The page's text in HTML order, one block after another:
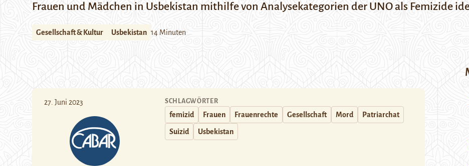
Frauen und Mädchen in Usbekistan mithilfe von Analysekategorien der UNO als Femizide
Gesellschaft & Kultur Usbekistan 14 Minuten
27. Juni 2023 SCHLAGWÖRTER
femizid Frauen Frauenrechte Gesellschaft Mord Patriarchat
Suizid Usbekistan